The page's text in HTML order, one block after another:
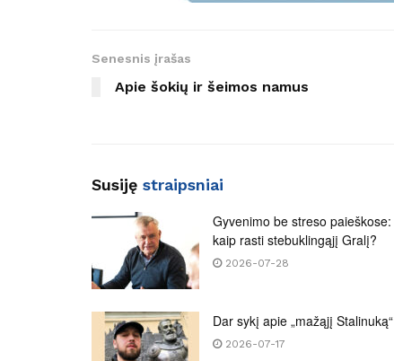
Senesnis įrašas
Apie šokių ir šeimos namus
Susiję straipsniai
Gyvenimo be streso paieškose:
kaip rasti stebuklingąjį Gralį?
2026-07-28
Dar sykį apie „mažąjį Stalinuką“
2026-07-17